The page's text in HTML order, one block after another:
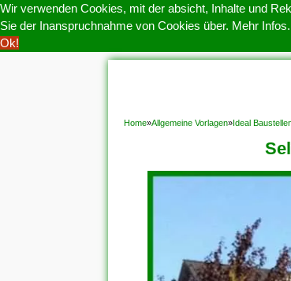
Wir verwenden Cookies, mit der absicht, Inhalte und
Sie der Inanspruchnahme von Cookies über. Mehr
Ok!
Home»Allgemeine Vorlagen»Ideal